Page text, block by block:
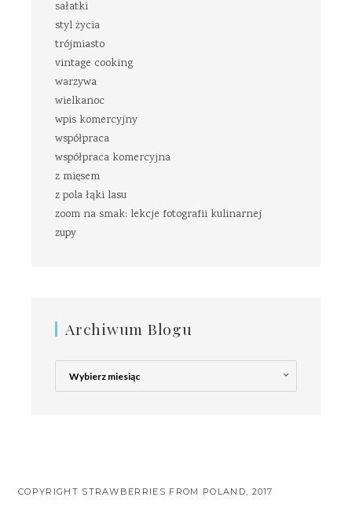
sałatki
styl życia
trójmiasto
vintage cooking
warzywa
wielkanoc
wpis komercyjny
współpraca
współpraca komercyjna
z mięsem
z pola łąki lasu
zoom na smak: lekcje fotografii kulinarnej
zupy
Archiwum Blogu
Archiwum
Blogu
COPYRIGHT STRAWBERRIES FROM POLAND, 2017